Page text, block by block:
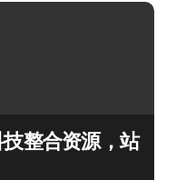
整合资源，站